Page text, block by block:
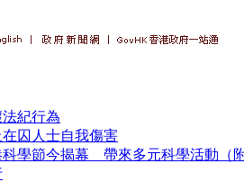
紀行為
囚人士自我傷害
科學節今揭幕 帶來多元科學活動（附